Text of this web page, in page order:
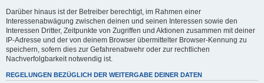
Darüber hinaus ist der Betreiber berechtigt, im Rahmen einer
Interessenabwägung zwischen deinen und seinen Interessen sowie den
Interessen Dritter, Zeitpunkte von Zugriffen und Aktionen zusammen mit deiner
IP-Adresse und der von deinem Browser übermittelter Browser-Kennung zu
speichern, sofern dies zur Gefahrenabwehr oder zur rechtlichen
Nachverfolgbarkeit notwendig ist.
REGELUNGEN BEZÜGLICH DER WEITERGABE DEINER DATEN